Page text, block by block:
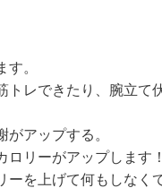
。
レできたり、腕立て
アップする。
ロリーがアップします！
を上げて何もしなく